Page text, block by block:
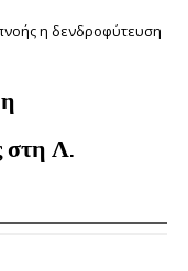
η δενδροφύτευση
στη Λ.